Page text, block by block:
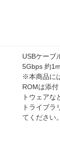
USBケーブ
5Gbps 約1m
※本商品に
ROMは添
トウェアな
トライブラ
てください。